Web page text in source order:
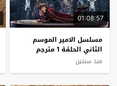
01:08:57
مسلسل الامير الموسم
الثاني الحلقة 1 مترجم
منذ سنتين